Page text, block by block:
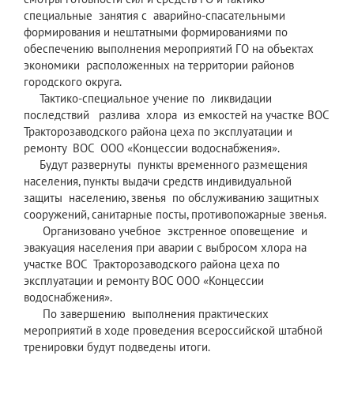
специальные занятия с аварийно-спасательными
формирования и нештатными формированиями по
обеспечению выполнения мероприятий ГО на объектах
экономики расположенных на территории районов
городского округа.
Тактико-специальное учение по ликвидации
последствий разлива хлора из емкостей на участке ВОС
Тракторозаводского района цеха по эксплуатации и
ремонту ВОС ООО «Концессии водоснабжения».
Будут развернуты пункты временного размещения
населения, пункты выдачи средств индивидуальной
защиты населению, звенья по обслуживанию защитных
сооружений, санитарные посты, противопожарные звенья.
Организовано учебное экстренное оповещение и
эвакуация населения при аварии с выбросом хлора на
участке ВОС Тракторозаводского района цеха по
эксплуатации и ремонту ВОС ООО «Концессии
водоснабжения».
По завершению выполнения практических
мероприятий в ходе проведения всероссийской штабной
тренировки будут подведены итоги.